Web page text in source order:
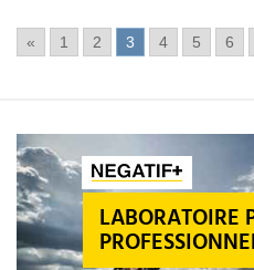
« 1 2 3 4 5 6
LABORATOIRE